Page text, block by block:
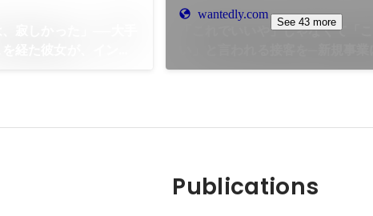
wantedly.com
「これでいいや」じゃなくて「
豊島 成の野心《NSグランプリ受
See 43 more
Publications